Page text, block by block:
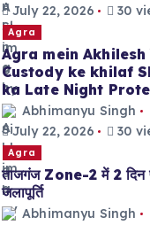
July 22, 2026
30
Agra
Agra mein
Custody ke khilaf
ka Late Night
Abhimanyu Singh
July 22, 2026
30
Agra
ताजगंज Zone-2 में 2 दिन
जलापूर्ति
Abhimanyu Singh